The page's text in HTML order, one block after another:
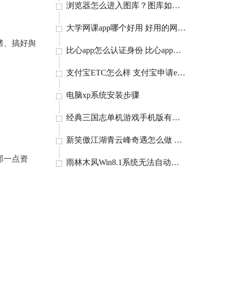
搞好舆
一点资
浏览器怎么进入图库？图库如何快速移至浏览器？
大学网课app哪个好用 好用的网课学习软件有什么
比心app怎么认证身份 比心app认证教程
支付宝ETC怎么样 支付宝申请etc后如何拿到etc卡
电脑xp系统安装步骤
经典三国志单机游戏手机版有哪些 必玩的三国志单机游戏排行榜2023
新笑傲江湖青云峰奇遇怎么做 新笑傲江湖青云峰奇遇攻略
雨林木风Win8.1系统无法自动加载flash插件怎么办？